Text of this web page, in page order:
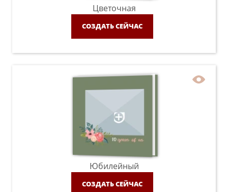
Цветочная
СОЗДАТЬ СЕЙЧАС
Юбилейный
СОЗДАТЬ СЕЙЧАС